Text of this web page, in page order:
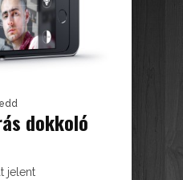
dokkoló
jelent